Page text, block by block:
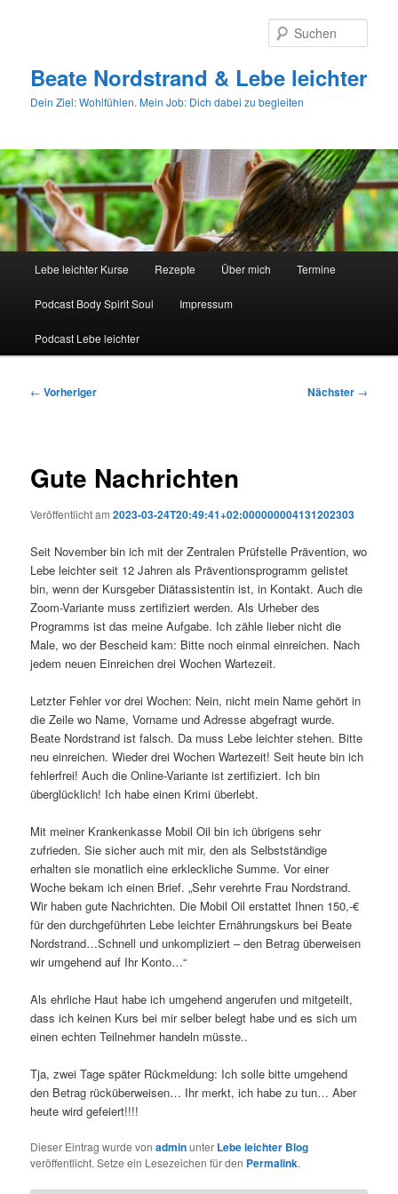
Beate Nordstrand & Lebe leichter
Dein Ziel: Wohlfühlen. Mein Job: Dich dabei zu begleiten
Lebe leichter Kurse Rezepte Über mich Termine
Podcast Body Spirit Soul Impressum
Podcast Lebe leichter
Beitragsnavigation
← Vorheriger Nächster →
Gute Nachrichten
Veröffentlicht am2023-03-24T20:49:41+02:000000004131202303
Seit November bin ich mit der Zentralen Prüfstelle Prävention, wo
Lebe leichter seit 12 Jahren als Präventionsprogramm gelistet
bin, wenn der Kursgeber Diätassistentin ist, in Kontakt. Auch die
Zoom-Variante muss zertifiziert werden. Als Urheber des
Programms ist das meine Aufgabe. Ich zähle lieber nicht die
Male, wo der Bescheid kam: Bitte noch einmal einreichen. Nach
jedem neuen Einreichen drei Wochen Wartezeit.
Letzter Fehler vor drei Wochen: Nein, nicht mein Name gehört in
die Zeile wo Name, Vorname und Adresse abgefragt wurde.
Beate Nordstrand ist falsch. Da muss Lebe leichter stehen. Bitte
neu einreichen. Wieder drei Wochen Wartezeit! Seit heute bin ich
fehlerfrei! Auch die Online-Variante ist zertifiziert. Ich bin
überglücklich! Ich habe einen Krimi überlebt.
Mit meiner Krankenkasse Mobil Oil bin ich übrigens sehr
zufrieden. Sie sicher auch mit mir, den als Selbstständige
erhalten sie monatlich eine erkleckliche Summe. Vor einer
Woche bekam ich einen Brief. „Sehr verehrte Frau Nordstrand.
Wir haben gute Nachrichten. Die Mobil Oil erstattet Ihnen 150,-€
für den durchgeführten Lebe leichter Ernährungskurs bei Beate
Nordstrand…Schnell und unkompliziert – den Betrag überweisen
wir umgehend auf Ihr Konto…“
Als ehrliche Haut habe ich umgehend angerufen und mitgeteilt,
dass ich keinen Kurs bei mir selber belegt habe und es sich um
einen echten Teilnehmer handeln müsste..
Tja, zwei Tage später Rückmeldung: Ich solle bitte umgehend
den Betrag rücküberweisen… Ihr merkt, ich habe zu tun… Aber
heute wird gefeiert!!!!
Dieser Eintrag wurde vonadminunter Lebe leichter Blog
veröffentlicht. Setze ein Lesezeichen für den Permalink.